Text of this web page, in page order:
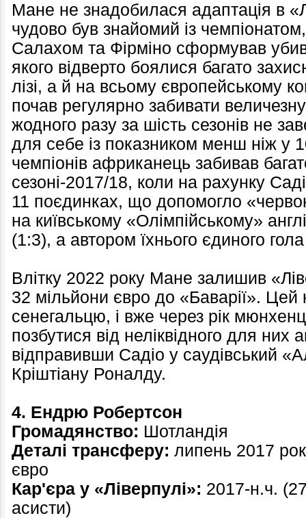
Мане не знадобилася адаптація в
чудово був знайомий із
Салахом та Фірміно сформував
якого відверто боялися багато
лізі, а й на всьому європейському
почав регулярно забивати
жодного разу за шість сезонів не
для себе із показником менш ніж у
чемпіонів африканець забивав
сезоні-2017/18, коли на рахунку
11 поєдинках, що допомогло
на київському «Олімпійському»
(1:3), а автором їхнього єдиного
Влітку 2022 року Мане залишив
32 мільйони євро до «Баварії». Цей
сенегальцю, і вже через рік
позбутися від неліквідного для них
відправивши Садіо у саудівський
Кріштіану Роналду.
4. Ендрю Робертсон
Громадянство: Шотландія
Деталі трансферу: липень 2017
євро
Кар'єра у «Ліверпулі»: 2017-н.ч.
асисти)